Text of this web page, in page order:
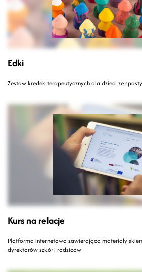
Edki
Zestaw kredek terapeutycznych dla dzieci ze
Kurs na relacje
Platforma internetowa zawierająca materiały
dyrektorów szkół i rodziców